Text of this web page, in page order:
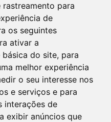
para
de
os seguintes
ativar a
do site, para
melhor experiência
o seu interesse nos
e serviços e para
interações de
exibir anúncios que
existe.